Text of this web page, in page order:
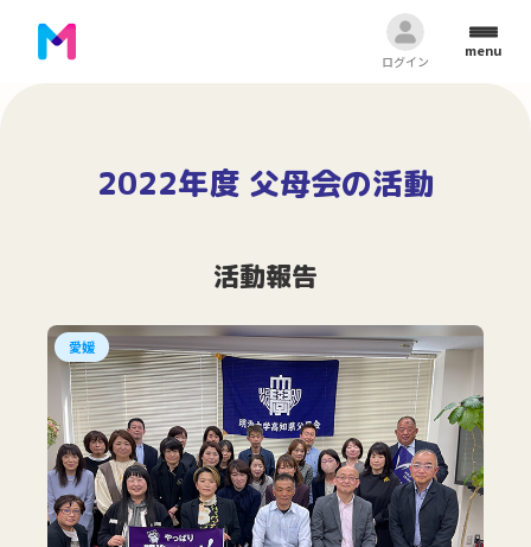
ログイン
menu
2022年度 父母会の活動
活動報告
愛媛